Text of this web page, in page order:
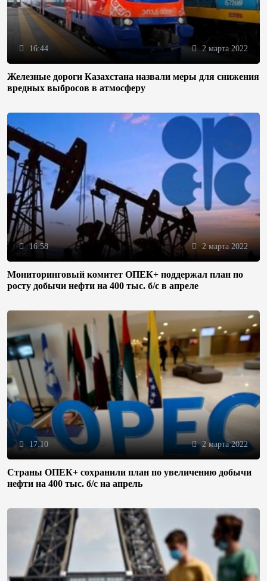
16:44 2 марта 2022
Железные дороги Казахстана назвали меры для снижения
вредных выбросов в атмосферу
16:58 2 марта 2022
Мониторинговый комитет ОПЕК+ поддержал план по
росту добычи нефти на 400 тыс. б/с в апреле
17:10 2 марта 2022
Страны ОПЕК+ сохранили план по увеличению добычи
нефти на 400 тыс. б/с на апрель